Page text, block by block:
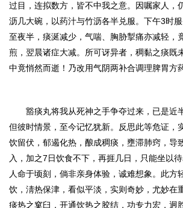
过目，连拟数方，皆不中我之意。因嘱家人，
沥几大碗，以药汁与竹沥各半兑服。下午3时
至夜半，痰涎减少，气喘、胸胁掣痛亦减轻，
煎，翌晨诸症大减。所可讶异者，稠黏之痰既
中竟悄然而逝！乃改用气阴两补合调理脾胃方
豁痰丸将我从死神之手争夺过来，已是近
但彼时情景，至今记忆犹新。反思此等危证，
饮留伏，郁遏化热，酿成稠痰，壅滞肺窍，导
入，加之7日饮食不下，再捱几日，只能坐以
人命于顷刻，倘非亲身体验，诚难想象。 此方
饮，淸热保津，看似平淡，实则奇妙，尤妙在
痰热之窠臼，开通饮热之胶结，功专力宏，迥